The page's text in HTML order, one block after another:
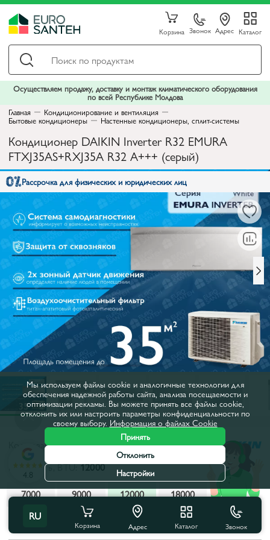
Корзина Звонок Адрес Каталог
Осуществляем продажу, доставку и монтаж климатического оборудования
по всей Республике Молдова
Главная
Кондиционирование и вентиляция
Бытовые кондиционеры Настенные кондиционеры, сплит-системы
Кондиционер DAIKIN Inverter R32 EMURA
FTXJ35AS+RXJ35A R32 A+++ (серый)
Рассрочка для физических и юридических лиц
Код товара:645960
Мощность, BTU:12000
7000
9000 12000
18000
Все характеристики
С этим товаром покупают
RU
Корзина Адрес Каталог Звонок
4.8
Мы используем файлы cookie и аналогичные технологии для
обеспечения надежной работы сайта, анализа посещаемости и
оптимизации рекламы. Вы можете принять все файлы cookie,
отклонить их или настроить параметры конфиденциальности по
своему выбору. Информация о файлах Cookie
Принять
Отклонить
Настройки